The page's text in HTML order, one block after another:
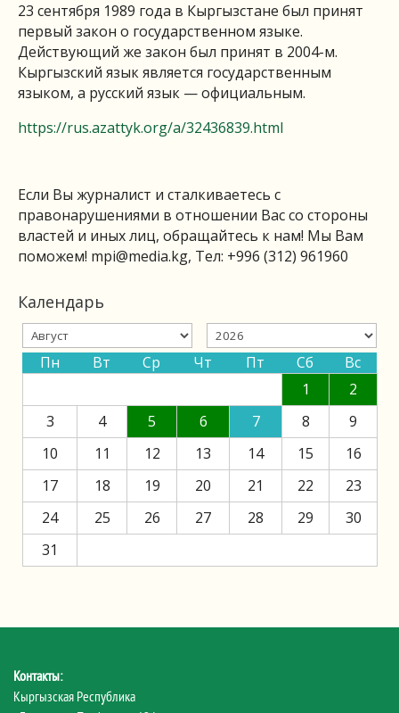
23 сентября 1989 года в Кыргызстане был принят
первый закон о государственном языке.
Действующий же закон был принят в 2004-м.
Кыргызский язык является государственным
языком, а русский язык — официальным.
https://rus.azattyk.org/a/32436839.html
Если Вы журналист и сталкиваетесь с
правонарушениями в отношении Вас со стороны
властей и иных лиц, обращайтесь к нам! Мы Вам
поможем! mpi@media.kg, Тел: +996 (312) 961960
Календарь
Пн Вт Ср Чт Пт Сб
Вс
1
2
3
4 5 6 7 8
9
10
11 12 13 14 15
16
17
18 19 20 21 22
23
24
25 26 27 28 29
30
31
Контакты:
Кыргызская Республика